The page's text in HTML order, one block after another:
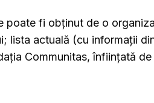
poate fi obținut de o
lista actuală (cu informații
Communitas, înființată